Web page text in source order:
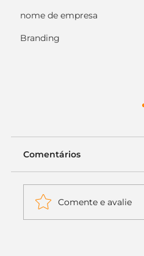
nome de empresa
Branding
Comentários
Comente e avalie